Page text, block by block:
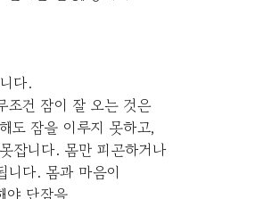
다.
조건 잠이 잘 오는 것은
도 잠을 이루지 못하고,
잡니다. 몸만 피곤하거나
니다. 몸과 마음이
야 단잠을